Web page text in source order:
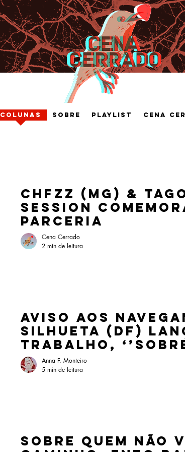
Colunas Sobre Playlist Cena
CHFZZ (MG) &
session
parceria
Cena Cerrado
2 min de leitura
Aviso aos
Silhueta (DF)
trabalho,
outras quedas”
Anna F. Monteiro
5 min de leitura
Sobre quem não